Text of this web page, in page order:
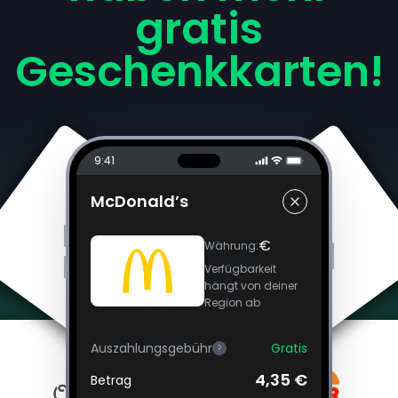
gratis
Geschenkkarten!
9:41
McDonald’s
Währung:€
Verfügbarkeit
hängt von deiner
Region ab
Auszahlungsgebühr ?
Gratis
Betrag
4,35 €